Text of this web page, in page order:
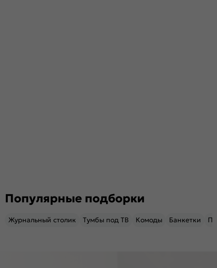
Популярные подборки
Журнальный столик Тумбы под ТВ Комоды Банкетки